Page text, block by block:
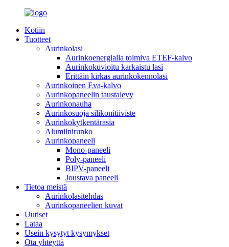
Kotiin
Tuotteet
Aurinkolasi
Aurinkoenergialla toimiva ETEF-kalvo
Aurinkokuvioitu karkaistu lasi
Erittäin kirkas aurinkokennolasi
Aurinkoinen Eva-kalvo
Aurinkopaneelin taustalevy
Aurinkonauha
Aurinkosuoja silikonitiiviste
Aurinkokytkentärasia
Alumiinirunko
Aurinkopaneeli
Mono-paneeli
Poly-paneeli
BIPV-paneeli
Joustava paneeli
Tietoa meistä
Aurinkolasitehdas
Aurinkopaneelien kuvat
Uutiset
Lataa
Usein kysytyt kysymykset
Ota yhteyttä